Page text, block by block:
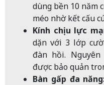
dùng bền 10 năm
méo nhờ kết cấu
Kính chịu lực
dặn với 3 lớp
đàn hồi.
được bảo quản
Bàn gấp đa